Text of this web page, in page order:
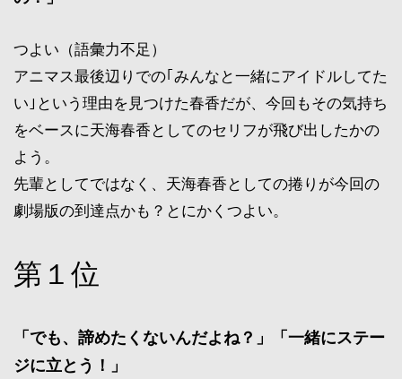
つよい（語彙力不足）
アニマス最後辺りでの｢みんなと一緒にアイドルしてた
い｣という理由を見つけた春香だが、今回もその気持ち
をベースに天海春香としてのセリフが飛び出したかの
よう。
先輩としてではなく、天海春香としての捲りが今回の
劇場版の到達点かも？とにかくつよい。
第１位
「でも、諦めたくないんだよね？」「一緒にステー
ジに立とう！」